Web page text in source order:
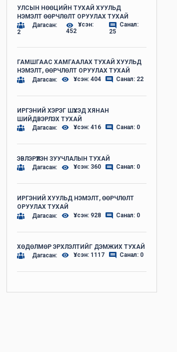
УЛСЫН НӨӨЦИЙН ТУХАЙ ХУУЛЬД
НЭМЭЛТ ӨӨРЧЛӨЛТ ОРУУЛАХ ТУХАЙ
Дагасан:
2
Үзсэн:
452
Санал:
25
ГАМШГААС ХАМГААЛАХ ТУХАЙ ХУУЛЬД
НЭМЭЛТ, ӨӨРЧЛӨЛТ ОРУУЛАХ ТУХАЙ
Дагасан:
Үзсэн: 404 Санал: 22
ИРГЭНИЙ ХЭРЭГ ШҮҮХЭД ХЯНАН
ШИЙДВЭРЛЭХ ТУХАЙ
Дагасан:
Үзсэн: 416 Санал: 0
ЭВЛЭРҮҮЛЭН ЗУУЧЛАЛЫН ТУХАЙ
Дагасан:
Үзсэн: 360 Санал: 0
ИРГЭНИЙ ХУУЛЬД НЭМЭЛТ, ӨӨРЧЛӨЛТ
ОРУУЛАХ ТУХАЙ
Дагасан:
Үзсэн: 928 Санал: 0
ХӨДӨЛМӨР ЭРХЛЭЛТИЙГ ДЭМЖИХ ТУХАЙ
Дагасан:
Үзсэн: 1117 Санал: 0